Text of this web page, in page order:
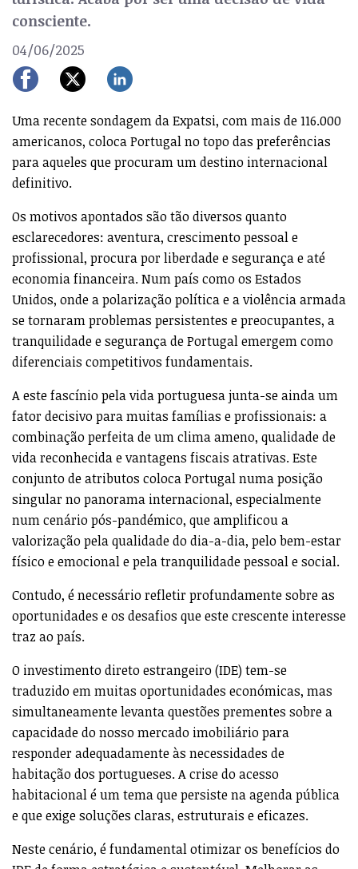
consciente.
04/06/2025
Uma recente sondagem da Expatsi, com mais de 116.000
americanos, coloca Portugal no topo das preferências
para aqueles que procuram um destino internacional
definitivo.
Os motivos apontados são tão diversos quanto
esclarecedores: aventura, crescimento pessoal e
profissional, procura por liberdade e segurança e até
economia financeira. Num país como os Estados
Unidos, onde a polarização política e a violência armada
se tornaram problemas persistentes e preocupantes, a
tranquilidade e segurança de Portugal emergem como
diferenciais competitivos fundamentais.
A este fascínio pela vida portuguesa junta-se ainda um
fator decisivo para muitas famílias e profissionais: a
combinação perfeita de um clima ameno, qualidade de
vida reconhecida e vantagens fiscais atrativas. Este
conjunto de atributos coloca Portugal numa posição
singular no panorama internacional, especialmente
num cenário pós-pandémico, que amplificou a
valorização pela qualidade do dia-a-dia, pelo bem-estar
físico e emocional e pela tranquilidade pessoal e social.
Contudo, é necessário refletir profundamente sobre as
oportunidades e os desafios que este crescente interesse
traz ao país.
O investimento direto estrangeiro (IDE) tem-se
traduzido em muitas oportunidades económicas, mas
simultaneamente levanta questões prementes sobre a
capacidade do nosso mercado imobiliário para
responder adequadamente às necessidades de
habitação dos portugueses. A crise do acesso
habitacional é um tema que persiste na agenda pública
e que exige soluções claras, estruturais e eficazes.
Neste cenário, é fundamental otimizar os benefícios do